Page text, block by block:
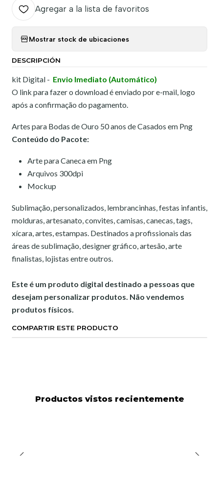
Agregar a la lista de favoritos
Mostrar stock de ubicaciones
DESCRIPCIÓN
kit Digital - Envio Imediato (Automático)
O link para fazer o download é enviado por e-mail, logo
após a confirmação do pagamento.
Artes para Bodas de Ouro 50 anos de Casados em Png
Conteúdo do Pacote:
Arte para Caneca em Png
Arquivos 300dpi
Mockup
Sublimação, personalizados, lembrancinhas, festas infantis,
molduras, artesanato, convites, camisas, canecas, tags,
xícara, artes, estampas. Destinados a profissionais das
áreas de sublimação, designer gráfico, artesão, arte
finalistas, lojistas entre outros.
Este é um produto digital destinado a pessoas que
desejam personalizar produtos. Não vendemos
produtos físicos.
COMPARTIR ESTE PRODUCTO
Productos vistos recientemente